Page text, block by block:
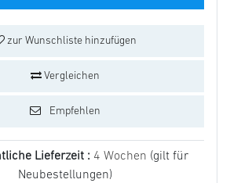
zur Wunschliste hinzufügen
Vergleichen
Empfehlen
Lieferzeit : 4 Wochen (gilt für
Neubestellungen)